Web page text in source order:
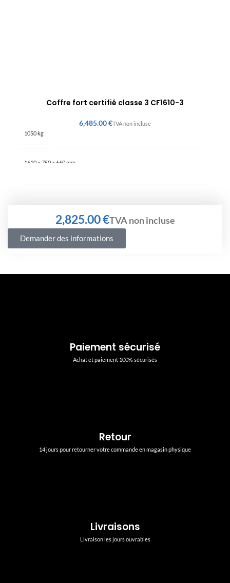
Coffre fort certifié classe 3 CF1610-3
€
1050 kg
1610 × 750 × 660 mm
€
Demander des informations
Paiement sécurisé
Achat et paiement 100% sécurisés
Retour
14 jours pour retourner votre commande en magasin physique
Livraisons
Livraison les jours ouvrables